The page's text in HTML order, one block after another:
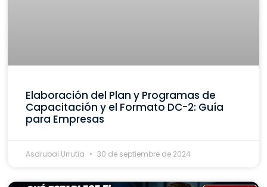
Elaboración del Plan y Programas de
Capacitación y el Formato DC-2: Guía
para Empresas
Asdrubal Urrutia 30 de septiembre de 2024